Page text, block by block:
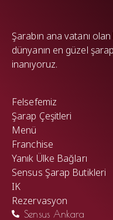
Şarabın ana vatanı
dünyanın en güzel
inanıyoruz.
Felsefemiz
Şarap Çeşitleri
Menü
Franchise
Yanık Ülke Bağları
Sensus Şarap Butikleri
IK
Rezervasyon
Sensus Ankara